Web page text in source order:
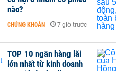
nào?
CHỨNG KHOÁN - 7 giờ trước
TOP 10 ngân hàng lãi
lớn nhất từ kinh doanh